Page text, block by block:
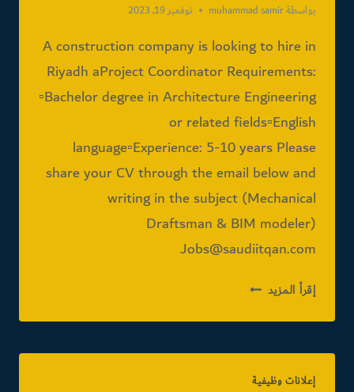
بواسطةmuhammad samir نوفمبر 19, 2023
A construction company is looking to hire in
Riyadh aProject Coordinator Requirements:
▫️Bachelor degree in Architecture Engineering
or related fields▫️English
language▫️Experience: 5-10 years Please
share your CV through the email below and
writing in the subject (Mechanical
Draftsman & BIM modeler)
Jobs@saudiitqan.com
إقرأ المزيد PROJECT
إعلانات وظيفية